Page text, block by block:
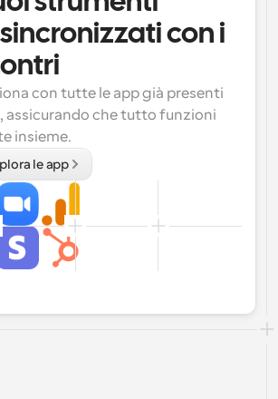
con i
con tutte le app già presenti
assicurando che tutto funzioni
insieme.
le app